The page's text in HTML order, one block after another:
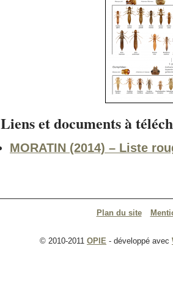
Liens et documents à
MORATIN (2014) – Liste
Plan du site
© 2010-2011 OPIE - développé avec